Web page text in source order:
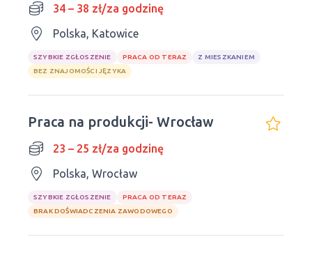
34 – 38 zł/za godzinę
Polska, Katowice
SZYBKIE ZGŁOSZENIE PRACA OD TERAZ
Z MIESZKANIEM
BEZ ZNAJOMOŚCI JĘZYKA
Praca na produkcji- Wrocław
23 – 25 zł/za godzinę
Polska, Wrocław
SZYBKIE ZGŁOSZENIE
PRACA OD TERAZ
BRAK DOŚWIADCZENIA ZAWODOWEGO